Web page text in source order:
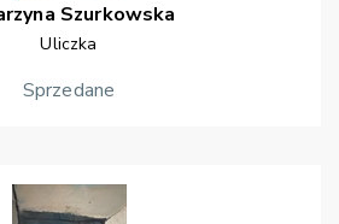
Szurkowska
Uliczka
Sprzedane